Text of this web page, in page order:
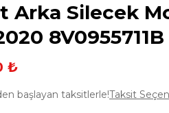
Arka Silecek
8V0955711B
₺
başlayan taksitlerle!Taksit